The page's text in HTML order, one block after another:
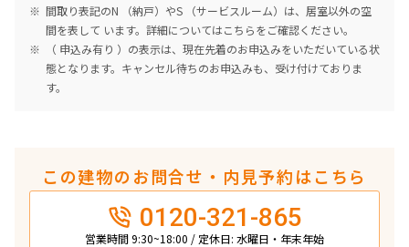
間取り表記のN （納戸）やS （サービスルーム）は、居室以外の空
間を表して います。詳細についてはこちらをご確認ください。
（ 申込み有り ）の表示は、現在先着のお申込みをいただいている状
態となります。キャンセル待ちのお申込みも、受け付けておりま
す。
この建物のお問合せ・内見予約はこちら
0120-321-865
営業時間 9:30~18:00 / 定休日: 水曜日・年末年始